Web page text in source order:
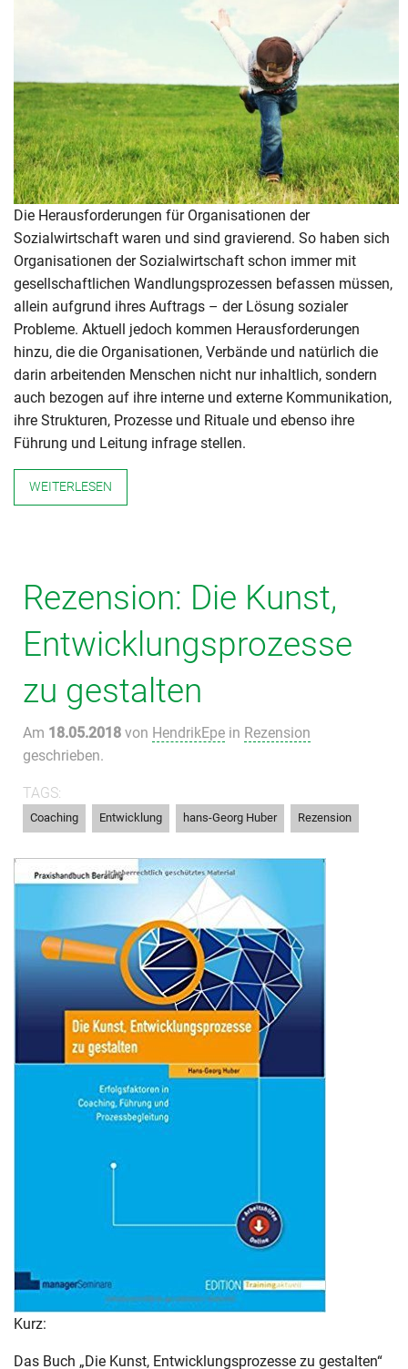
Die Herausforderungen für Organisationen der
Sozialwirtschaft waren und sind gravierend. So haben sich
Organisationen der Sozialwirtschaft schon immer mit
gesellschaftlichen Wandlungsprozessen befassen müssen,
allein aufgrund ihres Auftrags – der Lösung sozialer
Probleme. Aktuell jedoch kommen Herausforderungen
hinzu, die die Organisationen, Verbände und natürlich die
darin arbeitenden Menschen nicht nur inhaltlich, sondern
auch bezogen auf ihre interne und externe Kommunikation,
ihre Strukturen, Prozesse und Rituale und ebenso ihre
Führung und Leitung infrage stellen.
WEITERLESEN
Rezension: Die Kunst,
Entwicklungs­prozesse
zu gestalten
Am 18.05.2018 von HendrikEpe in Rezension
geschrieben.
TAGS:
Coaching Entwicklung hans-Georg Huber Rezension
Kurz:
Das Buch „Die Kunst, Entwicklungsprozesse zu gestalten“